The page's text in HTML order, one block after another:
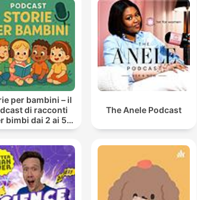
per bambini – il
di racconti
bimbi dai 2 ai 5
anni
The Anele Podcast